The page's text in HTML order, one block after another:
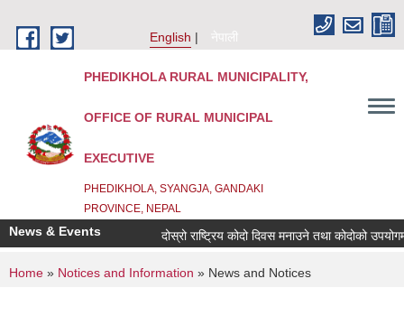
English
नेपाली
PHEDIKHOLA RURAL MUNICIPALITY,
OFFICE OF RURAL MUNICIPAL
EXECUTIVE
PHEDIKHOLA, SYANGJA, GANDAKI
PROVINCE, NEPAL
News & Events दोस्रो राष्ट्रिय कोदो दिवस मनाउने तथा कोदोको
You are here
Home » Notices and Information » News and Notices